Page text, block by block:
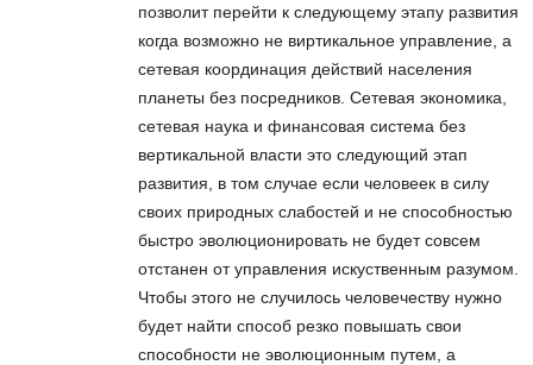
позволит перейти к следующему этапу развития
когда возможно не виртикальное управление, а
сетевая координация действий населения
планеты без посредников. Сетевая экономика,
сетевая наука и финансовая система без
вертикальной власти это следующий этап
развития, в том случае если человеек в силу
своих природных слабостей и не способностью
быстро эволюционировать не будет совсем
отстанен от управления искуственным разумом.
Чтобы этого не случилось человечеству нужно
будет найти способ резко повышать свои
способности не эволюционным путем, а